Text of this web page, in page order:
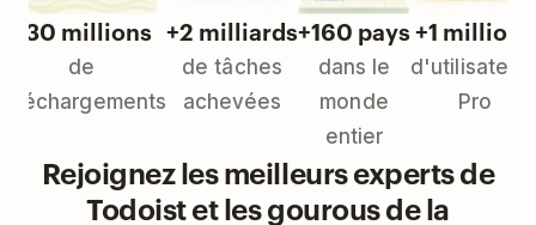
+30 millions
de
+2 milliards
de tâches
achevées
+160 pays
dans le
monde
entier
+1 millions
Pro
Rejoignez les meilleurs experts de
Todoist et les gourous de la